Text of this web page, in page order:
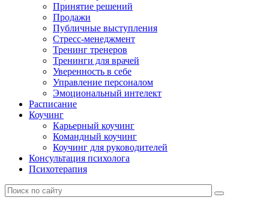
Принятие решений
Продажи
Публичные выступления
Стресс-менеджмент
Тренинг тренеров
Тренинги для врачей
Уверенность в себе
Управление персоналом
Эмоциональный интелект
Расписание
Коучинг
Карьерный коучинг
Командный коучинг
Коучинг для руководителей
Консультация психолога
Психотерапия